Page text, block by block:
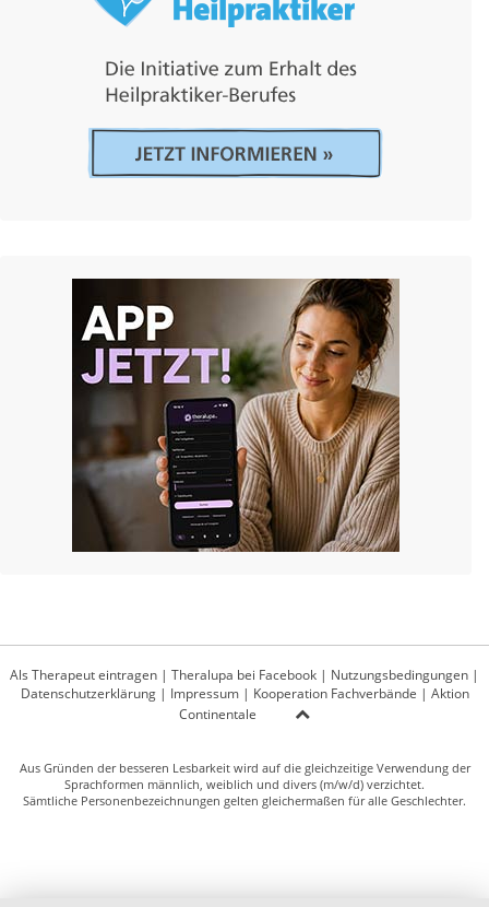
Als Therapeut eintragen | Theralupa bei Facebook | Nutzungsbedingungen |
Datenschutzerklärung| Impressum| Kooperation Fachverbände | Aktion
Continentale
Aus Gründen der besseren Lesbarkeit wird auf die gleichzeitige Verwendung der
Sprachformen männlich, weiblich und divers (m/w/d) verzichtet.
Sämtliche Personenbezeichnungen gelten gleichermaßen für alle Geschlechter.